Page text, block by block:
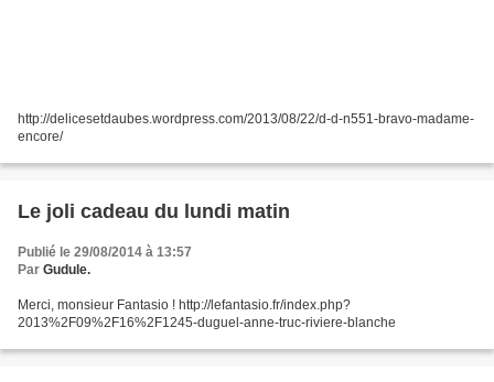
http://delicesetdaubes.wordpress.com/2013/08/22/d-d-n551-bravo-madame-
encore/
Le joli cadeau du lundi matin
Publié le 29/08/2014 à 13:57
Par Gudule.
Merci, monsieur Fantasio ! http://lefantasio.fr/index.php?
2013%2F09%2F16%2F1245-duguel-anne-truc-riviere-blanche